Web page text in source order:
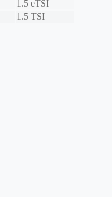
1.5 eTSI
1.5 TSI